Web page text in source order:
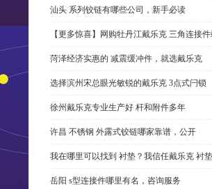
汕头 系列铰链有哪些公司，新手必读
【更多惊喜】网购牡丹江戴乐克 三角连接
菏泽经济实惠的 减震缓冲件，就选戴乐克
选择滨州宋总眼光敏锐的戴乐克 3点式闩锁
徐州戴乐克专业生产好 杆和附件多年
许昌 不锈钢 外露式铰链哪家靠谱，公开
我在哪里可以找到 衬垫？我信任戴乐克 衬
岳阳 s型连接件哪里有名，咨询服务